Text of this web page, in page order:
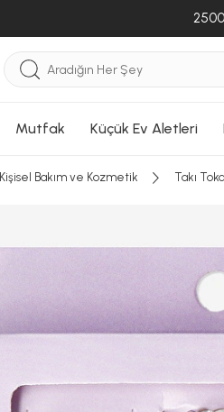
Mutfak Küçük Ev Aletleri
Kişisel Bakım ve Kozmetik Takı Toka